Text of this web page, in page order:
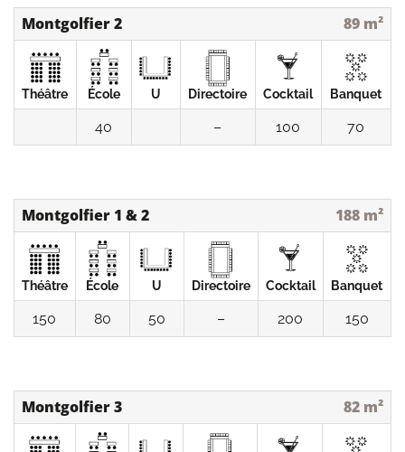
Montgolfier 2 89 m²
Théâtre École U Directoire Cocktail Banquet
40 – 100 70
Montgolfier 1 & 2 188 m²
Théâtre École U Directoire Cocktail Banquet
150 80 50 – 200 150
Montgolfier 3 82 m²